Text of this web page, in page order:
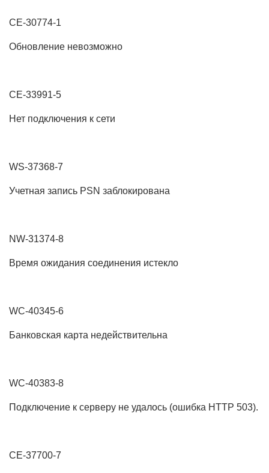
CE-30774-1
Обновление невозможно
CE-33991-5
Нет подключения к сети
WS-37368-7
Учетная запись PSN заблокирована
NW-31374-8
Время ожидания соединения истекло
WC-40345-6
Банковская карта недействительна
WC-40383-8
Подключение к серверу не удалось (ошибка HTTP 503).
CE-37700-7